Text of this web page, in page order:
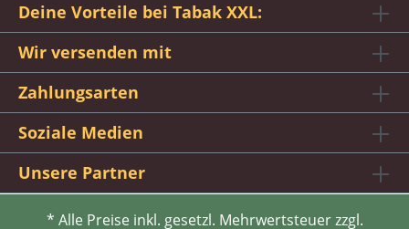
Deine Vorteile bei Tabak XXL:
Wir versenden mit
Zahlungsarten
Soziale Medien
Unsere Partner
* Alle Preise inkl. gesetzl. Mehrwertsteuer zzgl.